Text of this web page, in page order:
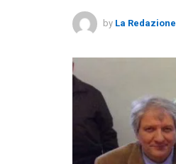
by La Redazione